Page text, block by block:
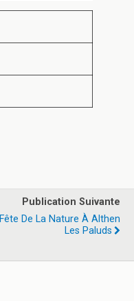
Publication Suivante
Fête De La Nature À Althen
Les Paluds